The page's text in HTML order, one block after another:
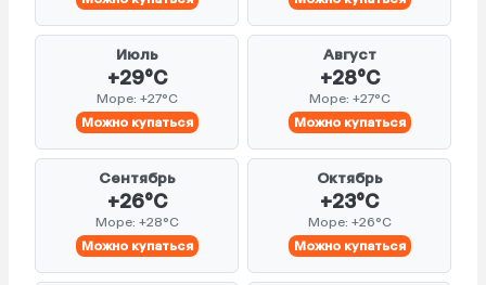
Июль
+29°C
Море: +27°C
Можно купаться
Август
+28°C
Море: +27°C
Можно купаться
Сентябрь
+26°C
Море: +28°C
Можно купаться
Октябрь
+23°C
Море: +26°C
Можно купаться